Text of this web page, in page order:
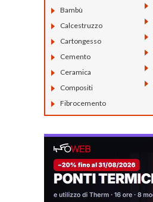
Bambù
Calcestruzzo
Cartongesso
Cemento
Ceramica
Compositi
Fibrocemento